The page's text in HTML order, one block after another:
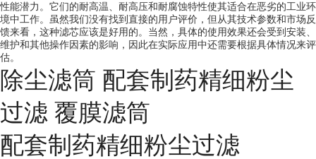
性能潜力。它们的耐高温、耐高压和耐腐蚀特性使其适合在恶劣的工业环
境中工作。虽然我们没有找到直接的用户评价，但从其技术参数和市场反
馈来看，这种滤芯应该是好用的。当然，具体的使用效果还会受到安装、
维护和其他操作因素的影响，因此在实际应用中还需要根据具体情况来评
估。
除尘滤筒 配套制药精细粉尘
过滤 覆膜滤筒
配套制药精细粉尘过滤